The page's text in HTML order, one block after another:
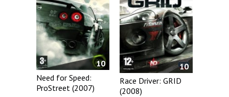
10
Need for Speed:
ProStreet (2007)
10
Race Driver: GRID
(2008)